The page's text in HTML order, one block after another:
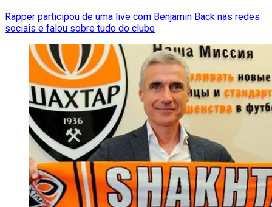
Rapper participou de uma live com Benjamin Back nas redes
sociais e falou sobre tudo do clube